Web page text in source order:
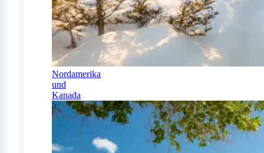
Nordamerika
und
Kanada